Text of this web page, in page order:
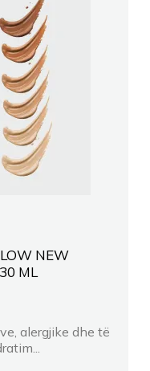
NEW
ML
alergjike dhe të